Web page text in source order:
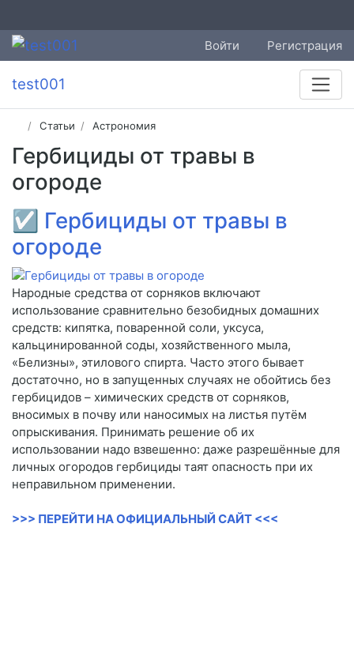
Войти Регистрация
test001
Статьи Астрономия
Гербициды от травы в
огороде
☑ Гербициды от травы в
огороде
Народные средства от сорняков включают
использование сравнительно безобидных домашних
средств: кипятка, поваренной соли, уксуса,
кальцинированной соды, хозяйственного мыла,
«Белизны», этилового спирта. Часто этого бывает
достаточно, но в запущенных случаях не обойтись без
гербицидов – химических средств от сорняков,
вносимых в почву или наносимых на листья путём
опрыскивания. Принимать решение об их
использовании надо взвешенно: даже разрешённые для
личных огородов гербициды таят опасность при их
неправильном применении.
>>> ПЕРЕЙТИ НА ОФИЦИАЛЬНЫЙ САЙТ <<<